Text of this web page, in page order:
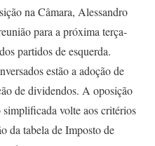
na Câmara, Alessandro
para a próxima terça-
partidos de esquerda.
estão a adoção de
de dividendos. A oposição
simplificada volte aos critérios
da tabela de Imposto de